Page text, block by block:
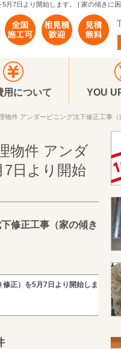
7日より開始します。 | 家の傾きに
用について YOU
件 アンダーピニング沈下修正工事（
物件 アンダ
7日より開始
修正工事（家の傾き
正）を5月7日より開始しま